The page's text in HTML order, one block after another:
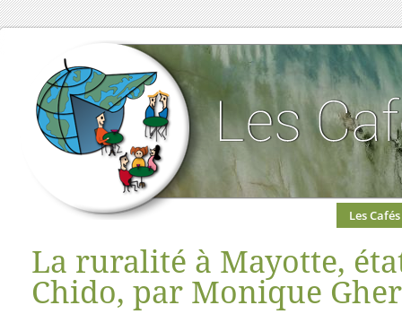
Les Cafés
La ruralité à Mayotte,
Chido, par Monique